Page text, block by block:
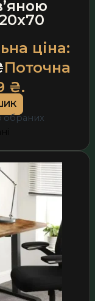
ціна:
Поточна
₴.
обраних